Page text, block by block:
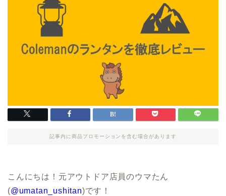
記事内に商品プロモーションを含む場合があります
こんにちは！元アウトドア店員のウマたん
(@umatan_ushitan)です！